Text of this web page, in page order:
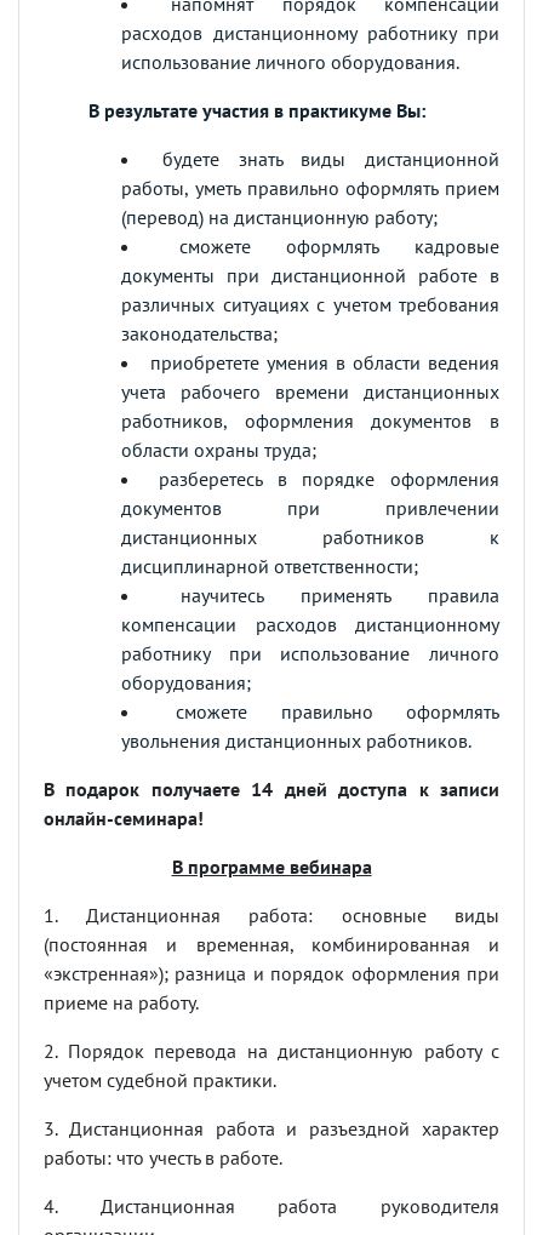
расходов дистанционному работнику при
использование личного оборудования.
В результате участия в практикуме Вы:
будете знать виды дистанционной
работы, уметь правильно оформлять прием
(перевод) на дистанционную работу;
сможете оформлять кадровые
документы при дистанционной работе в
различных ситуациях с учетом требования
законодательства;
приобретете умения в области ведения
учета рабочего времени дистанционных
работников, оформления документов в
области охраны труда;
разберетесь в порядке оформления
документов при привлечении
дистанционных работников к
дисциплинарной ответственности;
научитесь применять правила
компенсации расходов дистанционному
работнику при использование личного
оборудования;
сможете правильно оформлять
увольнения дистанционных работников.
В подарок получаете 14 дней доступа к записи
онлайн-семинара!
В программе вебинара
1. Дистанционная работа: основные виды
(постоянная и временная, комбинированная и
«экстренная»); разница и порядок оформления при
приеме на работу.
2. Порядок перевода на дистанционную работу с
учетом судебной практики.
3. Дистанционная работа и разъездной характер
работы: что учесть в работе.
4. Дистанционная работа руководителя